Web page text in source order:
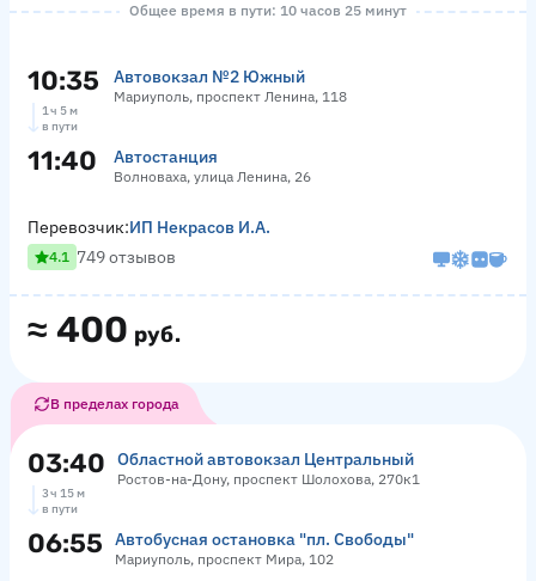
Общее время в пути: 10 часов 25 минут
10:35 Автовокзал №2 Южный
Мариуполь, проспект Ленина, 118
1 ч 5 м
в пути
11:40 Автостанция
Волноваха, улица Ленина, 26
≈ 400 руб.
Перевозчик:ИП Некрасов И.А.
4.1 749 отзывов
В пределах города
03:40 Областной автовокзал Центральный
Ростов-на-Дону, проспект Шолохова, 270к1
3 ч 15 м
в пути
06:55 Автобусная остановка "пл. Свободы"
Мариуполь, проспект Мира, 102